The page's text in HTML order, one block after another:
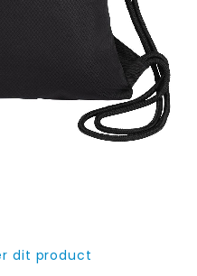
dit product